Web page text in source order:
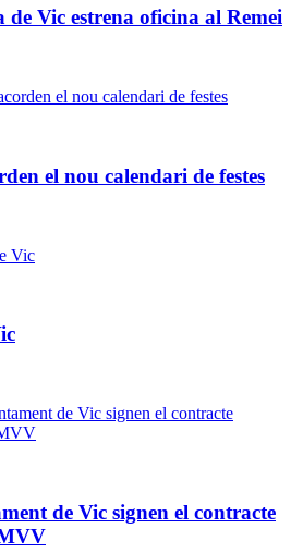
Vic estrena oficina al Remei
el nou calendari de festes
de Vic signen el contracte